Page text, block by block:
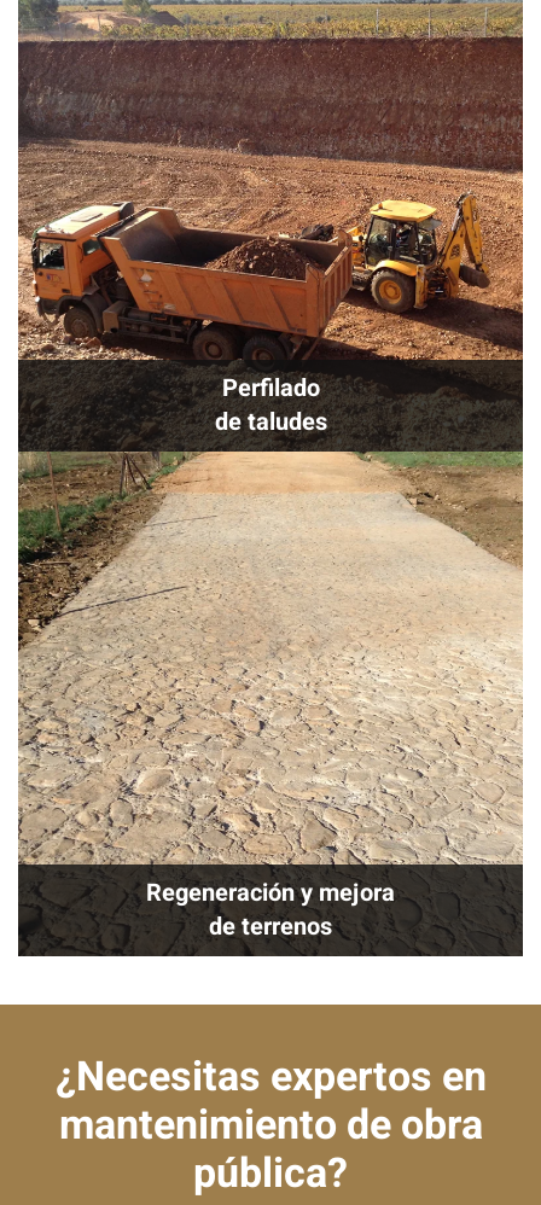
Perfilado
de taludes
Regeneración y mejora
de terrenos
¿Necesitas expertos en
mantenimiento de obra
pública?